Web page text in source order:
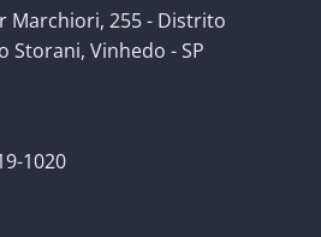
Marchiori, 255 - Distrito
Storani, Vinhedo - SP
1020